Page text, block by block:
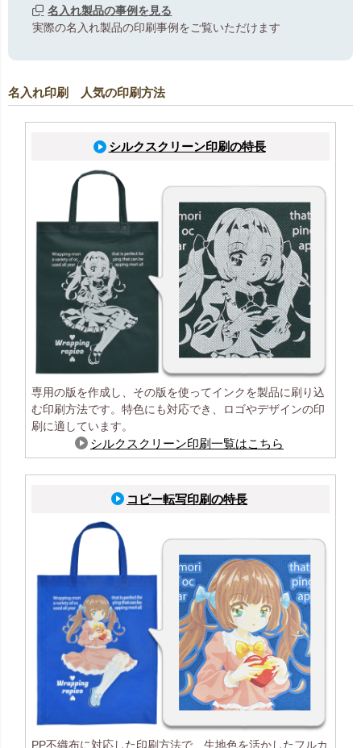
名入れ製品の事例を見る
実際の名入れ製品の印刷事例をご覧いただけます
名入れ印刷 人気の印刷方法
シルクスクリーン印刷の特長
専用の版を作成し、その版を使ってインクを製品に刷り込
む印刷方法です。特色にも対応でき、ロゴやデザインの印
刷に適しています。
シルクスクリーン印刷一覧はこちら
コピー転写印刷の特長
PP不織布に対応した印刷方法で、生地色を活かしたフルカ